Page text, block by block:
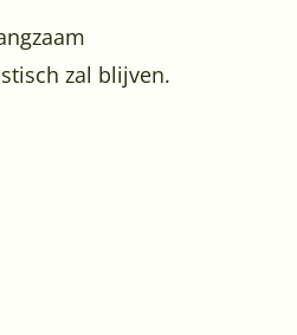
zal blijven.